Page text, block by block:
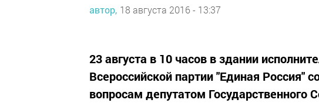
автор, 18 августа 2016 - 13:37
23 августа в 10 часов в здании
Всероссийской партии "Единая Россия"
вопросам депутатом Государственного